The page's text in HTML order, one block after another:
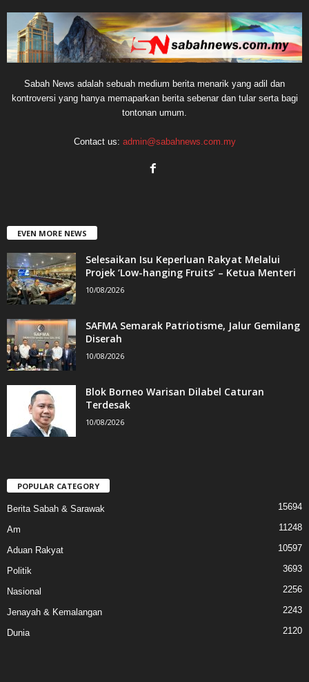
Sabah News adalah sebuah medium berita menarik yang adil dan
kontroversi yang hanya memaparkan berita sebenar dan tular serta bagi
tontonan umum.
Contact us: admin@sabahnews.com.my
EVEN MORE NEWS
Selesaikan Isu Keperluan Rakyat Melalui
Projek ‘Low-hanging Fruits’ – Ketua Menteri
10/08/2026
SAFMA Semarak Patriotisme, Jalur Gemilang
Diserah
10/08/2026
Blok Borneo Warisan Dilabel Caturan
Terdesak
10/08/2026
POPULAR CATEGORY
Berita Sabah & Sarawak 15694
Am 11248
Aduan Rakyat 10597
Politik 3693
Nasional 2256
Jenayah & Kemalangan 2243
Dunia 2120